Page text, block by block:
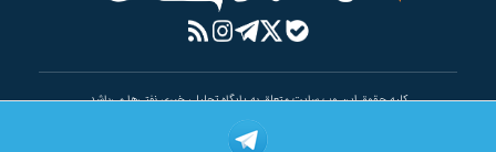
کلیه حقوق این وب سایت متعلق به پایگاه تحلیلی خبری نفتی‌ها می‌باشد